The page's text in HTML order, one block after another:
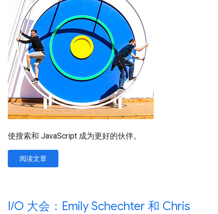
使搜索和 JavaScript 成为更好的伙伴。
阅读文章
I/O 大会：Emily Schechter 和 Chris